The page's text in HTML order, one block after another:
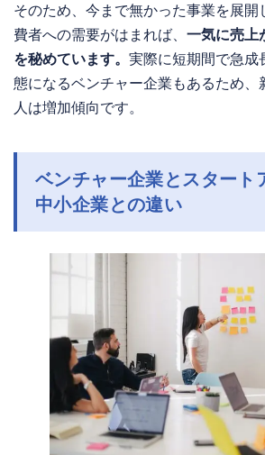
そのため、今まで無かった事業を展開
費者への需要がはまれば、 一気に売上
を秘めています。 実際に短期間で急成
態になるベンチャー企業もあるため、
人は増加傾向です。
ベンチャー企業とスタート
中小企業との違い